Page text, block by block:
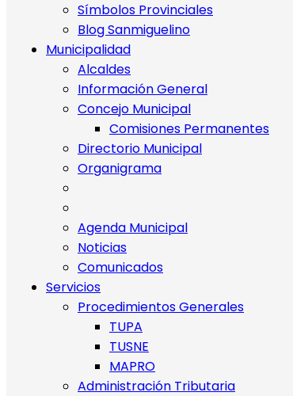
Símbolos Provinciales
Blog Sanmiguelino
Municipalidad
Alcaldes
Información General
Concejo Municipal
Comisiones Permanentes
Directorio Municipal
Organigrama
Agenda Municipal
Noticias
Comunicados
Servicios
Procedimientos Generales
TUPA
TUSNE
MAPRO
Administración Tributaria